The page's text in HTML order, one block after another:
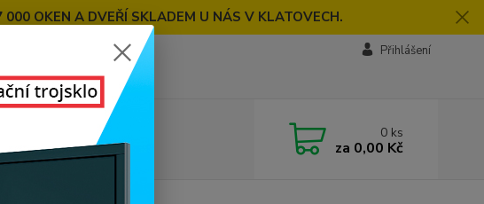
OKEN A DVEŘÍ SKLADEM U NÁS V KLATOVECH.
Přihlášení
0 ks
za 0,00 Kč